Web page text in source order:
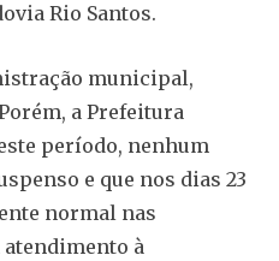
Rio Santos.
municipal,
a Prefeitura
período, nenhum
e que nos dias 23
normal nas
à